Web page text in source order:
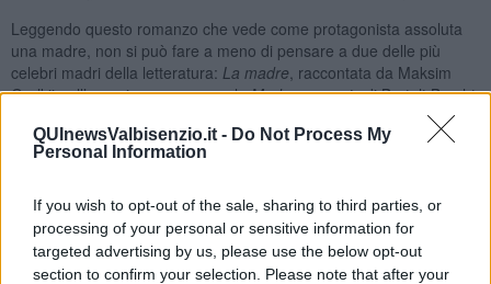
QUInewsValbisenzio.it - Do Not Process My
Personal Information
If you wish to opt-out of the sale, sharing to third parties, or
processing of your personal or sensitive information for
targeted advertising by us, please use the below opt-out
section to confirm your selection. Please note that after your
Leggendo questo romanzo che vede come protagonista assoluta
una madre, non si può fare a meno di pensare a due delle più
celebri madri della letteratura: La madre , raccontata da Maksim
Gor’kij nell’omonimo romanzo e laMadre coraggiodi Bertolt Brecht.
In entrambi questi romanzi le madri, seppure in maniera diversa, si
sacrificheranno per seguire il tragico destino dei figli; Pelageja
Nilvona, nel romanzo di Gorkij , dopo aver abbracciato le idee
finendo poi per rimanere uccisa in una manifestazione. Anna
Fierling sarà chiamata madre coraggio perché ha allevato da sola
tre figli avuti da uomini diversi che cerca in tutti i modi di difendere
dai pericoli della guerra, senza, però, riuscirci.